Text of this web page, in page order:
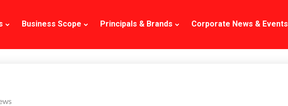
Business Scope Principals & Brands Corporate News & Events